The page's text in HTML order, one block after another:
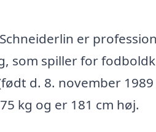
er
som spiller for
d. 8. november 1989
kg og er 181 cm høj.